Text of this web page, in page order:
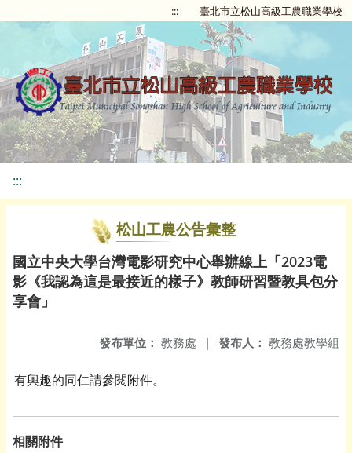
::: 臺北市立松山高級工農職業學校
:::
松山工農公告彙整
國立中央大學台灣電影研究中心舉辦線上「2023電
影《我認為這是最接近的樣子》教師研習暨教具包分
享會」
發布人： 教務處教學組
發布單位： 教務處 |
有興趣的同仁請參閱附件。
相關附件